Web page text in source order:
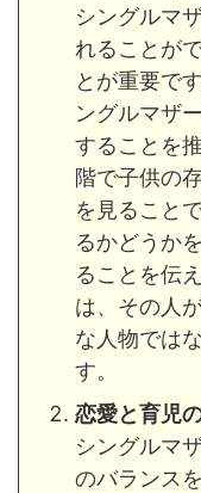
シングルマ
れることが
とが重要で
ングルマザ
することを
階で子供の
を見ること
るかどうか
ることを伝
は、その人
な人物では
す​。
恋愛と育児
シングルマ
のバランス